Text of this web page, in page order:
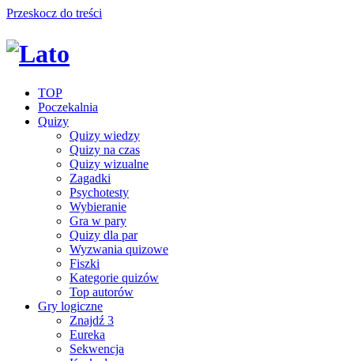
Przeskocz do treści
TOP
Poczekalnia
Quizy
Quizy wiedzy
Quizy na czas
Quizy wizualne
Zagadki
Psychotesty
Wybieranie
Gra w pary
Quizy dla par
Wyzwania quizowe
Fiszki
Kategorie quizów
Top autorów
Gry logiczne
Znajdź 3
Eureka
Sekwencja